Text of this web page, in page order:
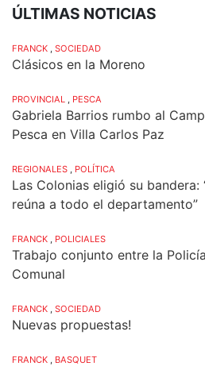
ÚLTIMAS NOTICIAS
FRANCK SOCIEDAD
Clásicos en la Moreno
PROVINCIAL PESCA
Gabriela Barrios rumbo al
Pesca en Villa Carlos Paz
REGIONALES POLÍTICA
Las Colonias eligió su bandera:
reúna a todo el departamento”
FRANCK POLICIALES
Trabajo conjunto entre la
Comunal
FRANCK SOCIEDAD
Nuevas propuestas!
FRANCK BASQUET